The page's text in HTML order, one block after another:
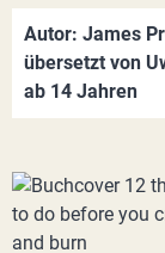
Autor: James
übersetzt von
ab 14 Jahren